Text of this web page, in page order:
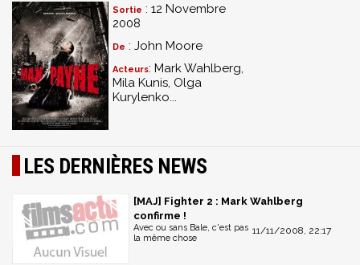
Sortie : 12 Novembre
2008
De : John Moore
Acteurs: Mark Wahlberg,
Mila Kunis, Olga
Kurylenko...
LES DERNIÈRES NEWS
[MAJ] Fighter 2 : Mark Wahlberg
confirme !
11/11/2008, 22:17
Avec ou sans Bale, c'est pas
la même chose